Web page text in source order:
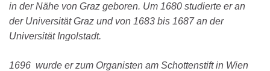
in der Nähe von Graz geboren. Um 1680 studierte er an
der Universität Graz und von 1683 bis 1687 an der
Universität Ingolstadt.
1696 wurde er zum Organisten am Schottenstift in Wien